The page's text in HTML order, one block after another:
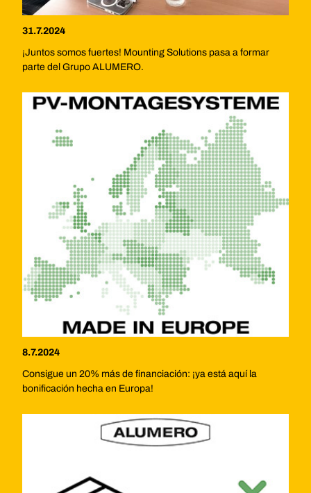
31.7.2024
¡Juntos somos fuertes! Mounting Solutions pasa a formar
parte del Grupo ALUMERO.
8.7.2024
Consigue un 20% más de financiación: ¡ya está aquí la
bonificación hecha en Europa!